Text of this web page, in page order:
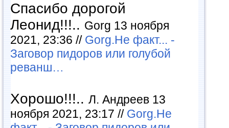
Спасибо дорогой
Леонид!!!.. Gorg 13 ноября
2021, 23:36 // Gorg.Не факт... -
Заговор пидоров или голубой
реванш…
Хорошо!!!.. Л. Андреев 13
ноября 2021, 23:17 // Gorg.Не